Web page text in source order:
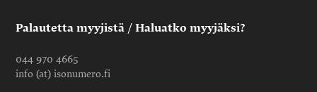
Palautetta myyjistä / Haluatko myyjäksi?
044 970 4665
info (at) isonumero.fi